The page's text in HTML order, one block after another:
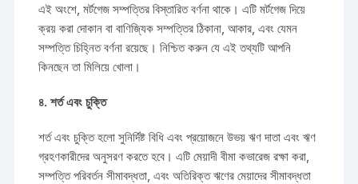
এই অংশে, মর্টগেজ সম্পত্তির বিস্তারিত বর্ণনা থাকে। এটি মর্টগেজ দিয়ে
ক্রয় করা দোকান বা বাণিজ্যিক সম্পত্তির ঠিকানা, আকার, এবং যেমন
সম্পত্তি চিহ্নিত বর্ণনা রয়েছে। নিশ্চিত করুন যে এই তথ্যটি আপনি
কিনছেন তা মিলিয়ে খোলা।
৪. শর্ত এবং চুক্তি
শর্ত এবং চুক্তি হলো সুনির্দিষ্ট বিধি এবং প্রয়োজনে উভয় ঋণ দাতা এবং ঋণ
গ্রহণকারীদের অনুসরণ করতে হবে। এটি মেয়াদী বীমা কভারেজ রক্ষা করা,
সম্পত্তি পরিবর্তন সীমাবদ্ধতা, এবং অতিরিক্ত ঋণের মেয়াদের সীমাবদ্ধতা